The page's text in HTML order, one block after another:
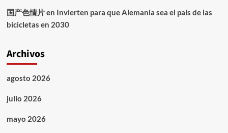
国产色情片en Invierten para que Alemania sea el país de las
bicicletas en 2030
Archivos
agosto 2026
julio 2026
mayo 2026